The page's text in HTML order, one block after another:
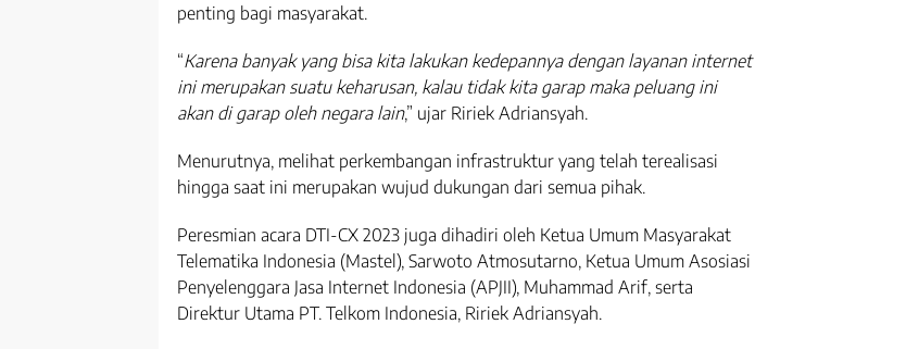
penting bagi masyarakat.
“Karena banyak yang bisa kita lakukan kedepannya dengan layanan internet
ini merupakan suatu keharusan, kalau tidak kita garap maka peluang ini
akan di garap oleh negara lain,” ujar Ririek Adriansyah.
Menurutnya, melihat perkembangan infrastruktur yang telah terealisasi
hingga saat ini merupakan wujud dukungan dari semua pihak.
Peresmian acara DTI-CX 2023 juga dihadiri oleh Ketua Umum Masyarakat
Telematika Indonesia (Mastel), Sarwoto Atmosutarno, Ketua Umum Asosiasi
Penyelenggara Jasa Internet Indonesia (APJII), Muhammad Arif, serta
Direktur Utama PT. Telkom Indonesia, Ririek Adriansyah.